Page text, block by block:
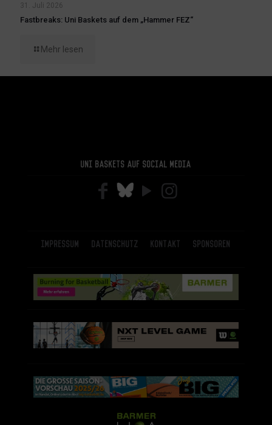
31. Juli 2026
Fastbreaks: Uni Baskets auf dem „Hammer FEZ“
Mehr lesen
Uni Baskets auf Social Media
Impressum Datenschutz Kontakt Sponsoren